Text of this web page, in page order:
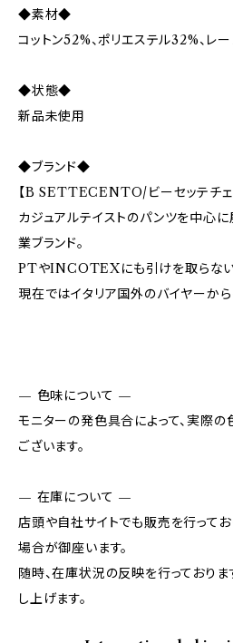
◆素材◆
コットン52%、ポリエステル32%、レ
◆状態◆
新品未使用
◆ブランド◆
【B SETTECENTO/ビーセッテチェ
カジュアルテイストのパンツを中心
業ブランド。
PTやINCOTEXにも引けを取らない
現在ではイタリア国外のバイヤーか
— 色味について —
モニターの発色具合によって、実際
ございます。
— 在庫について —
店頭や自社サイトでも販売を行って
場合が御座います。
随時、在庫状況の反映を行っておりま
し上げます。